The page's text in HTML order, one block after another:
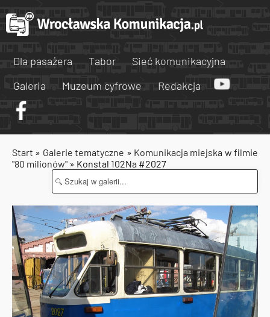
Dla pasażera Tabor
Sieć komunikacyjna
Galeria
Muzeum cyfrowe Redakcja
Start » Galerie tematyczne » Komunikacja miejska w filmie
"80 milionów" » Konstal 102Na #2027